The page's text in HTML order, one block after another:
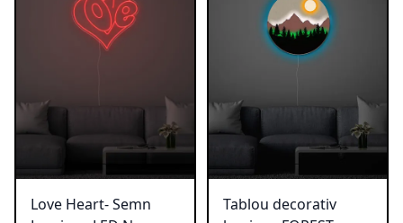
Love Heart- Semn
Tablou decorativ